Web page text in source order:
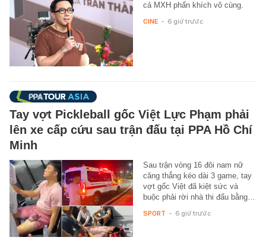
cả MXH phấn khích vô cùng.
CINE - 6 giờ trước
Tay vợt Pickleball gốc Việt Lực Phạm phải
lên xe cấp cứu sau trận đấu tại PPA Hồ Chí
Minh
Sau trận vòng 16 đôi nam nữ
căng thẳng kéo dài 3 game, tay
vợt gốc Việt đã kiệt sức và
buộc phải rời nhà thi đấu bằng…
SPORT - 6 giờ trước